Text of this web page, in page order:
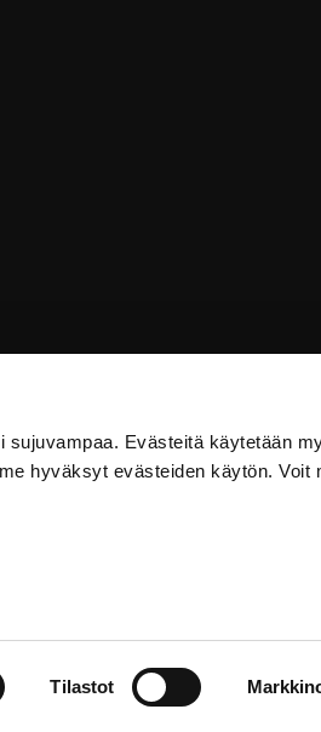
Evästeitä käytetään
hyväksyt evästeiden käytön. Voit
Tilastot